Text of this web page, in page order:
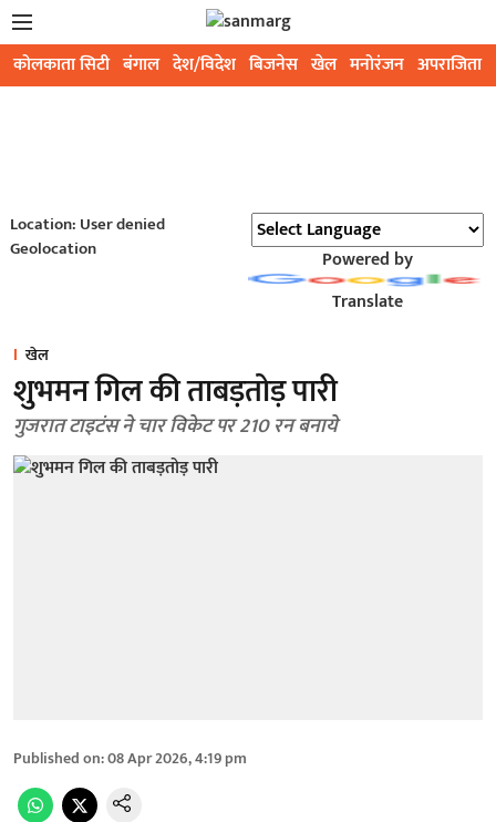
कोलकाता सिटी बंगाल देश/विदेश बिजनेस खेल मनोरंजन अपराजिता
Location: User denied
Geolocation
Powered by
Translate
खेल
शुभमन गिल की ताबड़तोड़ पारी
गुजरात टाइटंस ने चार विकेट पर 210 रन बनाये
Published on:08 Apr 2026, 4:19 pm